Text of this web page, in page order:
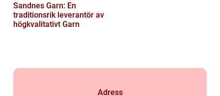
Sandnes Garn: En
traditionsrik leverantör av
högkvalitativt Garn
Adress